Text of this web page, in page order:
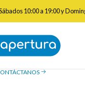
10:00 a 19:00 y
Sc-Kross2-61 Case
preguntas? Estamos